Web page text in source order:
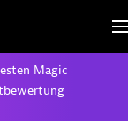
Magic